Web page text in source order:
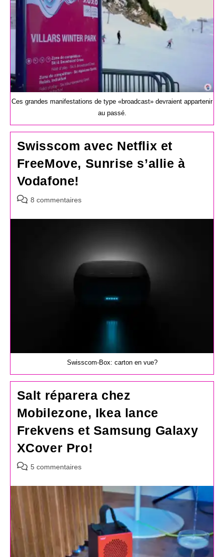
Ces grandes manifestations de type «broadcast» devraient appartenir
au passé.
Swisscom avec Netflix et
FreeMove, Sunrise s’allie à
Vodafone!
Commentaires
la
8 commentaires
Swisscom-Box: carton en vue?
Salt réparera chez
Mobilezone, Ikea lance
Frekvens et Samsung Galaxy
XCover Pro!
Commentaires
la
5 commentaires